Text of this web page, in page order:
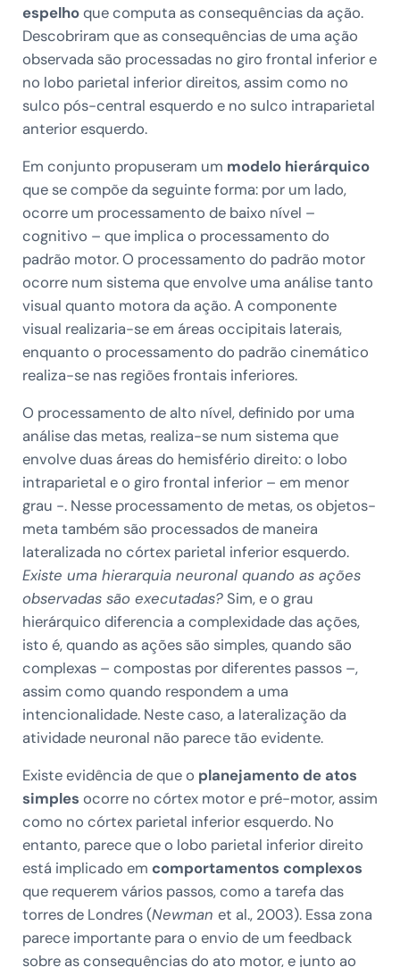
espelhoque computa as consequências da ação.
Descobriram que as consequências de uma ação
observada são processadas no giro frontal inferior e
no lobo parietal inferior direitos, assim como no
sulco pós-central esquerdo e no sulco intraparietal
anterior esquerdo.
Em conjunto propuseram um modelo hierárquico
que se compõe da seguinte forma: por um lado,
ocorre um processamento de baixo nível –
cognitivo – que implica o processamento do
padrão motor. O processamento do padrão motor
ocorre num sistema que envolve uma análise tanto
visual quanto motora da ação. A componente
visual realizaria-se em áreas occipitais laterais,
enquanto o processamento do padrão cinemático
realiza-se nas regiões frontais inferiores.
O processamento de alto nível, definido por uma
análise das metas, realiza-se num sistema que
envolve duas áreas do hemisfério direito: o lobo
intraparietal e o giro frontal inferior – em menor
grau -. Nesse processamento de metas, os objetos-
meta também são processados de maneira
lateralizada no córtex parietal inferior esquerdo.
Existe uma hierarquia neuronal quando as ações
observadas são executadas?Sim, e o grau
hierárquico diferencia a complexidade das ações,
isto é, quando as ações são simples, quando são
complexas – compostas por diferentes passos –,
assim como quando respondem a uma
intencionalidade. Neste caso, a lateralização da
atividade neuronal não parece tão evidente.
Existe evidência de que o planejamento de atos
simples ocorre no córtex motor e pré-motor, assim
como no córtex parietal inferior esquerdo. No
entanto, parece que o lobo parietal inferior direito
está implicado em comportamentos complexos
que requerem vários passos, como a tarefa das
torres de Londres (Newman et al., 2003). Essa zona
parece importante para o envio de um feedback
sobre as consequências do ato motor, e junto ao